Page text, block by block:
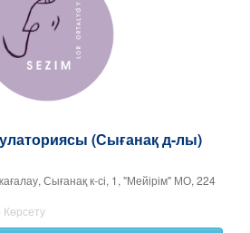
(Сығанақ д-лы)
Сығанақ к-сі, 1, "Мейірім" МО, 224
Көрсету